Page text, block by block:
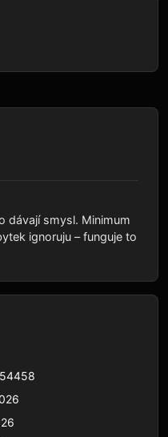
dávají smysl. Minimum
ignoruju – funguje to